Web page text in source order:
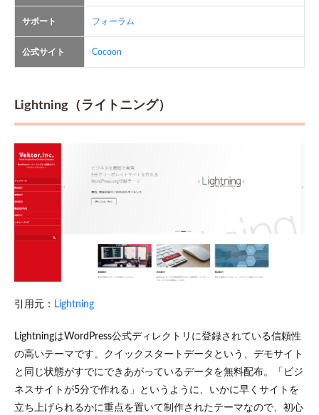
サポート フォーラム
公式サイト Cocoon
Lightning（ライトニング）
引用元： Lightning
LightningはWordPress公式ディレクトリに登録されている信頼性
の高いテーマです。クイックスタートデータという、デモサイト
と同じ状態がすでにできあがっているデータを無料配布。「ビジ
ネスサイトが5分で作れる」というように、いかに早くサイトを
立ち上げられるかに重点を置いて制作されたテーマなので、初心